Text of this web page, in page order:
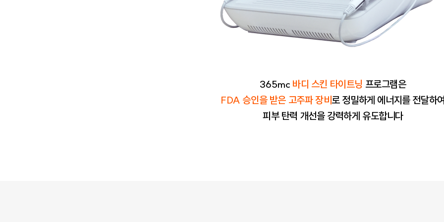
365mc 바디 스킨 타이트닝 프로그램은
FDA 승인을 받은 고주파 장비로 정밀하게 에너지를 전달하
피부 탄력 개선을 강력하게 유도합니다